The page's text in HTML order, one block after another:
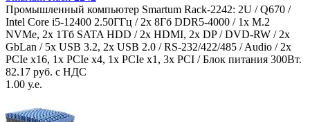
Промышленный компьютер Smartum Rack-2242: 2U / Q670 /
Intel Core i5-12400 2.50ГГц / 2x 8Гб DDR5-4000 / 1x M.2
NVMe, 2x 1Тб SATA HDD / 2x HDMI, 2x DP / DVD-RW / 2x
GbLan / 5x USB 3.2, 2x USB 2.0 / RS-232/422/485 / Audio / 2x
PCIe x16, 1x PCIe x4, 1x PCIe x1, 3x PCI / Блок питания 300Вт.
82.17 руб. с НДС
1.00 у.е.